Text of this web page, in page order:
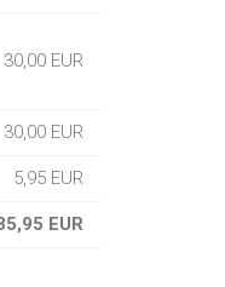
30,00 EUR
30,00 EUR
5,95 EUR
EUR